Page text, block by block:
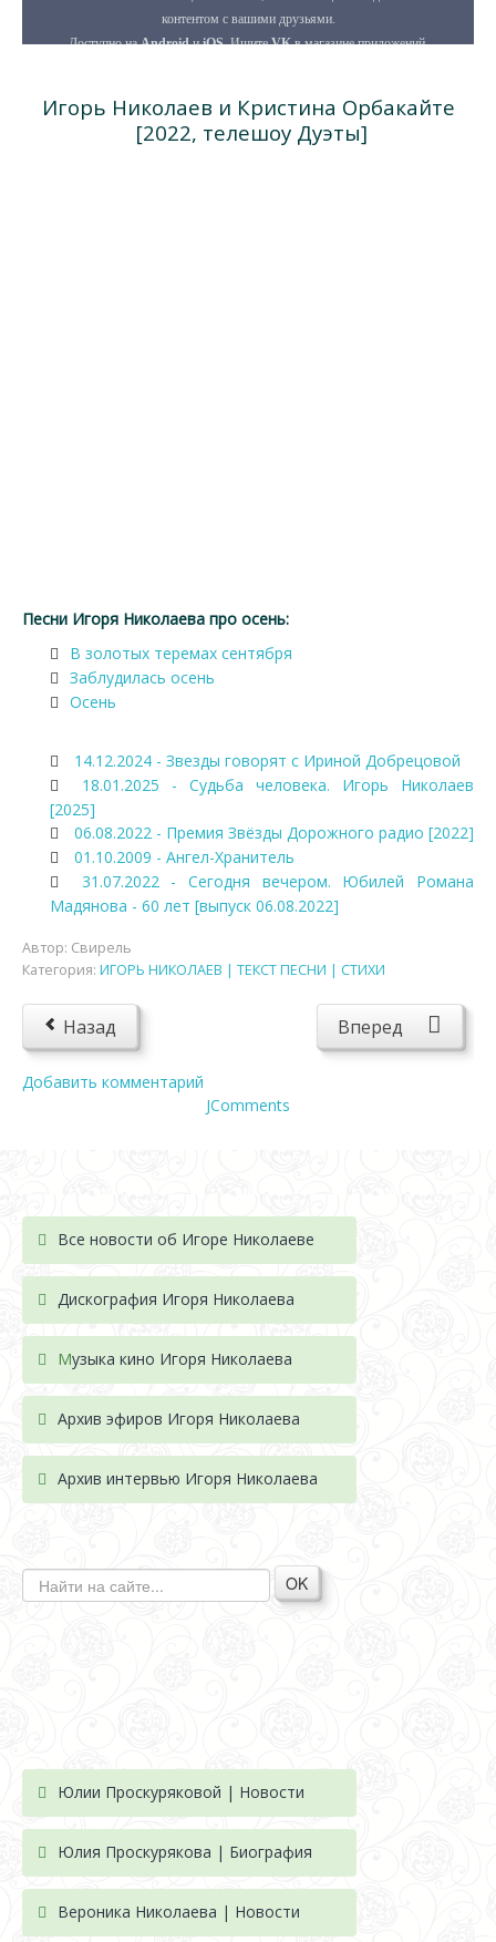
Игорь Николаев и Кристина Орбакайте
[2022, телешоу Дуэты]
Песни Игоря Николаева про осень:
В золотых теремах сентября
Заблудилась осень
Осень
14.12.2024 - Звезды говорят с Ириной Добрецовой
18.01.2025 - Судьба человека. Игорь Николаев
[2025]
06.08.2022 - Премия Звёзды Дорожного радио [2022]
01.10.2009 - Ангел-Хранитель
31.07.2022 - Сегодня вечером. Юбилей Романа
Мадянова - 60 лет [выпуск 06.08.2022]
Автор: Свирель
Категория: ИГОРЬ НИКОЛАЕВ | ТЕКСТ ПЕСНИ | СТИХИ
Назад Вперед
Добавить комментарий
JComments
Все новости об Игоре Николаеве
Дискография Игоря Николаева
Музыка кино Игоря Николаева
Архив эфиров Игоря Николаева
Архив интервью Игоря Николаева
OK
Юлии Проскуряковой | Новости
Юлия Проскурякова | Биография
Вероника Николаева | Новости